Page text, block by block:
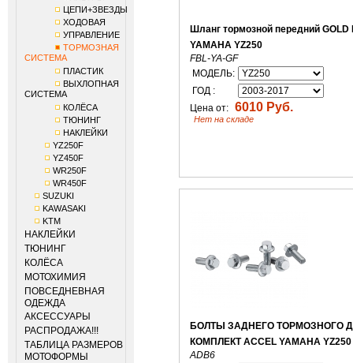
ЦЕПИ+ЗВЕЗДЫ
ХОДОВАЯ
УПРАВЛЕНИЕ
ТОРМОЗНАЯ
СИСТЕМА
ПЛАСТИК
ВЫХЛОПНАЯ
СИСТЕМА
КОЛЁСА
ТЮНИНГ
НАКЛЕЙКИ
YZ250F
YZ450F
WR250F
WR450F
SUZUKI
KAWASAKI
KTM
НАКЛЕЙКИ
ТЮНИНГ
КОЛЁСА
МОТОХИМИЯ
ПОВСЕДНЕВНАЯ
ОДЕЖДА
АКСЕССУАРЫ
РАСПРОДАЖА!!!
ТАБЛИЦА РАЗМЕРОВ
МОТОФОРМЫ
Шланг тормозной передний GOLD
YAMAHA YZ250
FBL-YA-GF
МОДЕЛЬ:
ГОД :
Цена от: 6010 Руб.
Нет на складе
БОЛТЫ ЗАДНЕГО ТОРМОЗНОГО
КОМПЛЕКТ ACCEL YAMAHA YZ250
ADB6